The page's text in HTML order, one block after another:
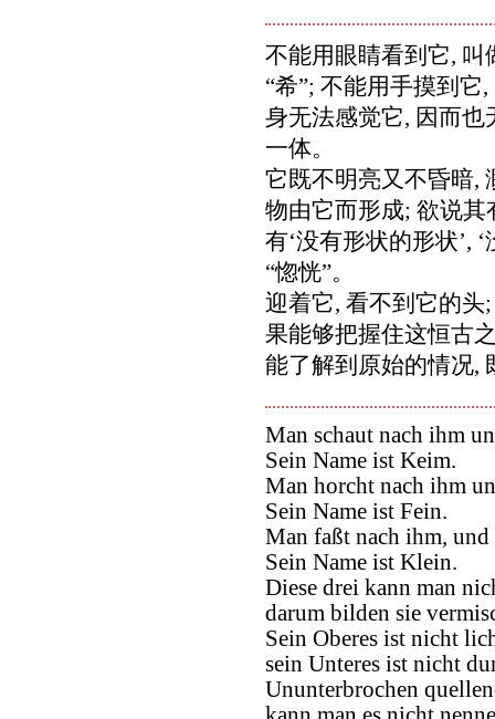
不能用眼睛看到它, 叫
“希”; 不能用手摸到它
身无法感觉它, 因而也
一体。
它既不明亮又不昏暗,
物由它而形成; 欲说
有‘没有形状的形状’,
“惚恍”。
迎着它, 看不到它的头
果能够把握住这恒古
能了解到原始的情况,
Man schaut nach ihm
Sein Name ist Keim.
Man horcht nach ihm
Sein Name ist Fein.
Man faßt nach ihm,
Sein Name ist Klein.
Diese drei kann man
darum bilden sie
Sein Oberes ist nicht
sein Unteres ist nicht
Ununterbrochen
kann man es nicht